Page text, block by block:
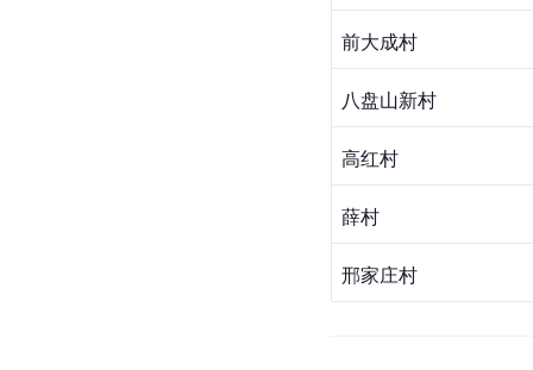
前大成村
八盘山新村
高红村
薛村
邢家庄村